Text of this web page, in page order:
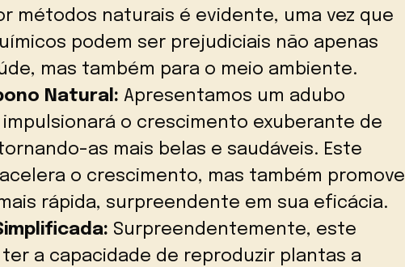
métodos naturais é evidente, uma vez que
podem ser prejudiciais não apenas
mas também para o meio ambiente.
Natural: Apresentamos um adubo
o crescimento exuberante de
as mais belas e saudáveis. Este
o crescimento, mas também promove
rápida, surpreendente em sua eficácia.
Surpreendentemente, este
a capacidade de reproduzir plantas a